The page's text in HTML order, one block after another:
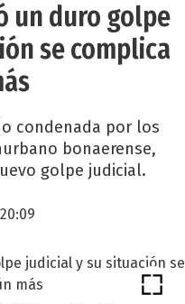
un duro golpe
se complica
condenada por los
bonaerense,
golpe judicial.